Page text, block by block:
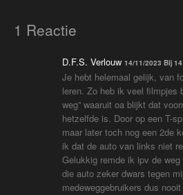
1 Reactie
D.F.S. Verlouw 14/11/2023 Bij
Je hebt helemaal gelijk, van
leren. Zo heb ik veel filmpjes
weg” waaruit oa blijkt dat
hetzelfde is. Door op een T-
maar later toch nog een 2de
ik dat de auto van links niet
Gelukkig remde ik ipv de
die auto zeker dwars tegen
medeweggebruikers dus